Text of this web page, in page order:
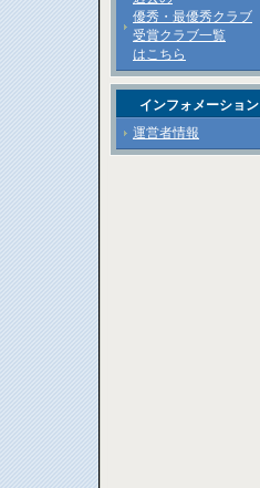
優秀・最優秀クラブ
受賞クラブ一覧
はこちら
インフォメーション
運営者情報